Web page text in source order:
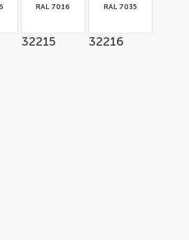
RAL 7016
32215
RAL 7035
32216